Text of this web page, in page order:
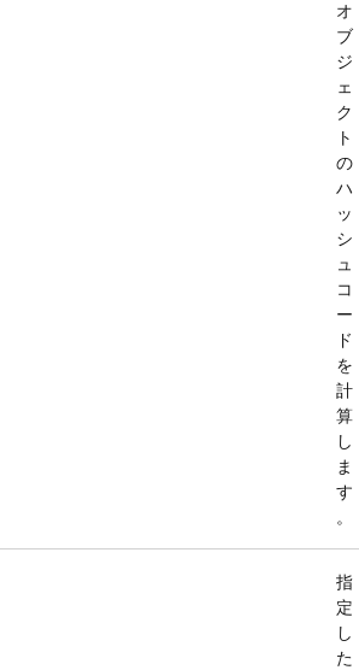
オ
ブ
ジ
ェ
ク
ト
の
ハ
ッ
シ
ュ
コ
ー
ド
を
計
算
し
ま
す
。
指
定
し
た